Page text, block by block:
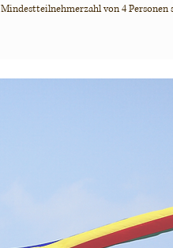
Mindestteilnehmerzahl von 4 Personen